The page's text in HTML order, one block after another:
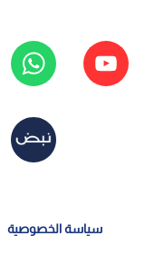
سياسة الخصوصية